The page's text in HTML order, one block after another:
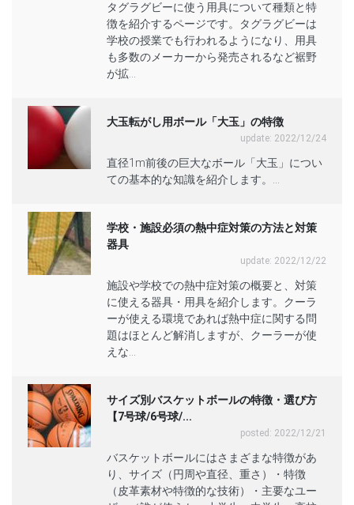
タグラグビーに使う用具について種類と特
徴を紹介するページです。タグラグビーは
学校の授業でも行われるようになり、用具
も多数のメーカーから発売されるなど裾野
が拡...
大玉転がし用ボール「大玉」の特徴
update: 2022/12/24
直径1m前後の巨大なボール「大玉」につい
ての基本的な知識を紹介します。...
学校・施設必須の熱中症対策の方法と対策
器具
update: 2022/12/22
施設や学校での熱中症対策の概要と、対策
に使える器具・用具を紹介します。クーラ
ーが使える環境であれば熱中症に関する問
題はほとんど解消しますが、クーラーが使
えな...
サイズ別バスケットボールの特徴・選び方
【7号球/6号球/...
posted: 2022/12/21
バスケットボールにはさまざまな特徴があ
り、サイズ（円周や直径、重さ）・特徴
（皮革素材や特徴的な技術）・主要なユー